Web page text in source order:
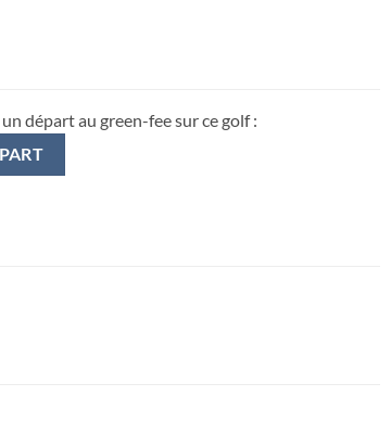
départ au green-fee sur ce golf :